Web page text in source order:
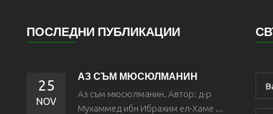
ПОСЛЕДНИ ПУБЛИКАЦИИ
25
NOV
АЗ СЪМ МЮСЮЛМАНИН
Аз съм мюсюлманин. Автор: д-р
Мухаммед ибн Ибрахим eл-Хаме ...